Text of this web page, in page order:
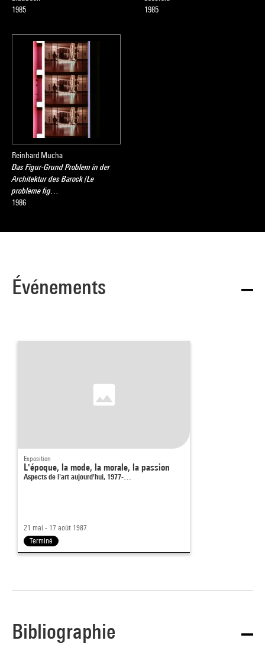
Source :
Extrait du catalogue
collection du Centre Pompidou, Musée national d'art moderne
, sous la direction de Sophie Duplaix, Paris, Centre Pompidou,
1985
1985
Reinhard Mucha
Das Figur-Grund Problem in der
Architektur des Barock (Le
problème fig…
1986
Événements
Exposition
L'époque, la mode, la morale, la passion
Aspects de l'art aujourd'hui, 1977-…
21 mai - 17 août 1987
Terminé
Bibliographie